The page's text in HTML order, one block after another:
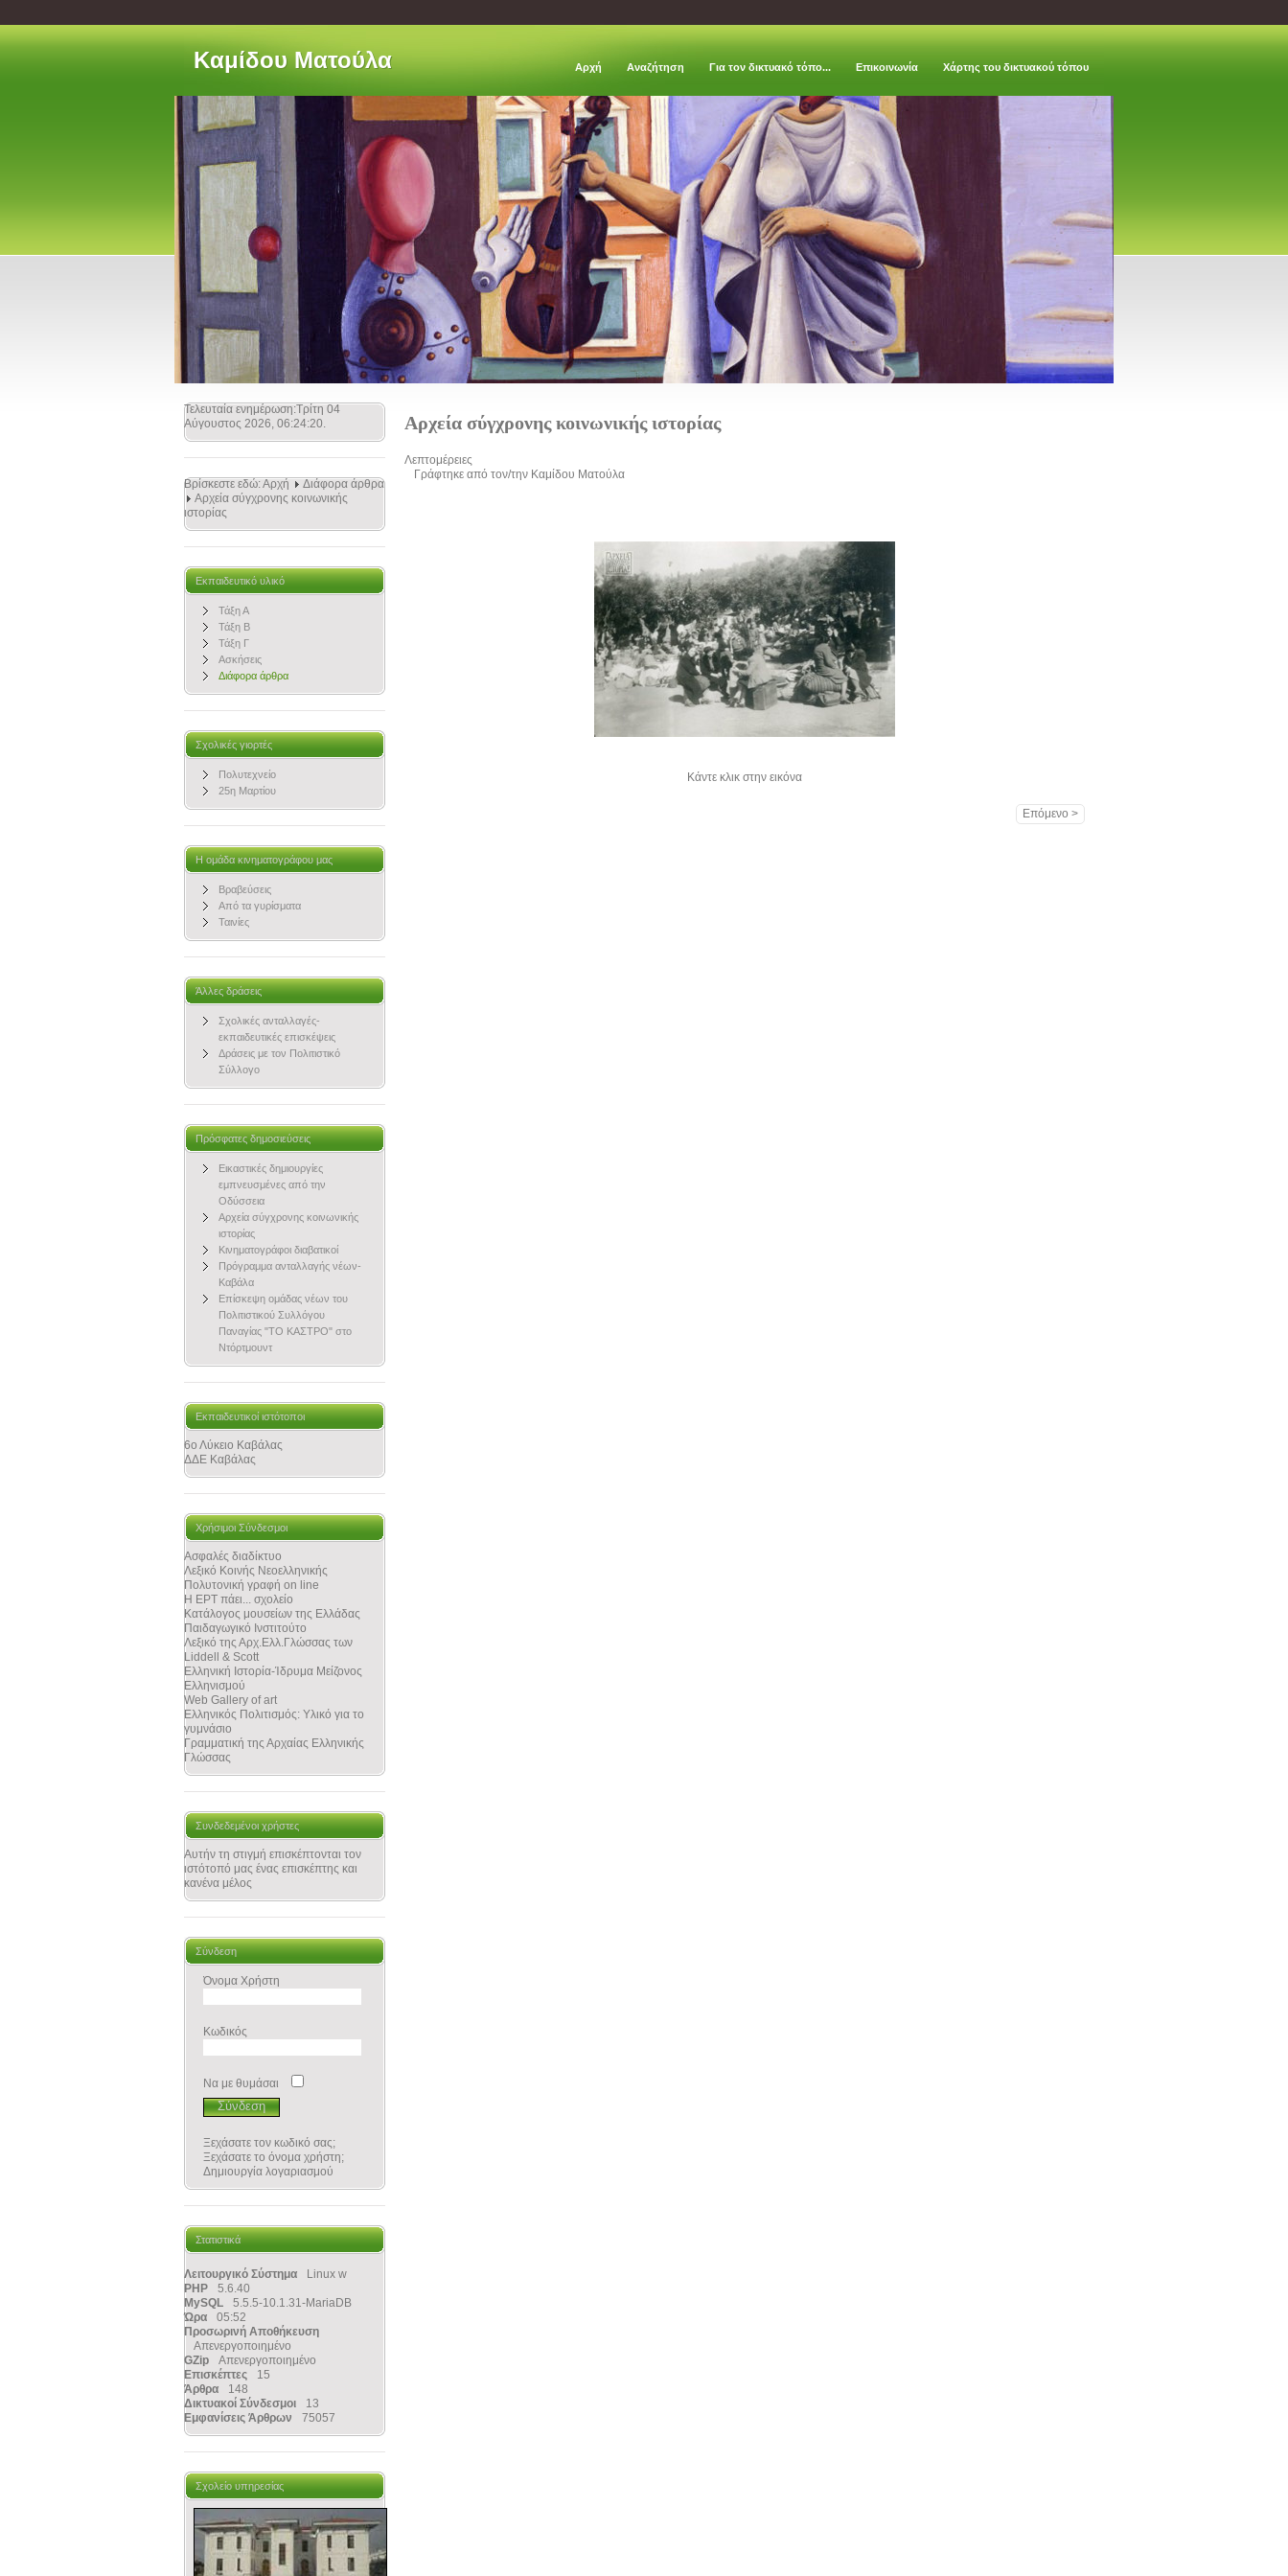
Kαμίδου Ματούλα Αρχή Aναζήτηση Για τον δικτυακό τόπο... Επικοινωνία Χάρτης του δικτυακού τόπου
Τελευταία ενημέρωση:Τρίτη 04
Αύγουστος 2026, 06:24:20.
Βρίσκεστε εδώ:Αρχή
Διάφορα άρθρα
Αρχεία σύγχρονης κοινωνικής
ιστορίας
Εκπαιδευτικό υλικό
Τάξη Α
Τάξη Β
Τάξη Γ
Ασκήσεις
Διάφορα άρθρα
Σχολικές γιορτές
Πολυτεχνείο
25η Μαρτίου
Η ομάδα κινηματογράφου μας
Βραβεύσεις
Από τα γυρίσματα
Ταινίες
Άλλες δράσεις
Σχολικές ανταλλαγές-
εκπαιδευτικές επισκέψεις
Δράσεις με τον Πολιτιστικό
Σύλλογο
Πρόσφατες δημοσιεύσεις
Εικαστικές δημιουργίες
εμπνευσμένες από την
Οδύσσεια
Αρχεία σύγχρονης κοινωνικής
ιστορίας
Κινηματογράφοι διαβατικοί
Πρόγραμμα ανταλλαγής νέων-
Καβάλα
Επίσκεψη ομάδας νέων του
Πολιτιστικού Συλλόγου
Παναγίας "ΤΟ ΚΑΣΤΡΟ" στο
Ντόρτμουντ
Εκπαιδευτικοί ιστότοποι
6ο Λύκειο Καβάλας
ΔΔΕ Καβάλας
Χρήσιμοι Σύνδεσμοι
Ασφαλές διαδίκτυο
Λεξικό Κοινής Νεοελληνικής
Πολυτονική γραφή on line
Η ΕΡΤ πάει... σχολείο
Κατάλογος μουσείων της Ελλάδας
Παιδαγωγικό Ινστιτούτο
Λεξικό της Αρχ.Ελλ.Γλώσσας των
Liddell & Scott
Ελληνική Ιστορία-Ίδρυμα Μείζονος
Ελληνισμού
Web Gallery of art
Ελληνικός Πολιτισμός: Υλικό για το
γυμνάσιο
Γραμματική της Αρχαίας Ελληνικής
Γλώσσας
Συνδεδεμένοι χρήστες
Αυτήν τη στιγμή επισκέπτονται τον
ιστότοπό μας ένας επισκέπτης και
κανένα μέλος
Σύνδεση
Όνομα Χρήστη
Κωδικός
Να με θυμάσαι
Ξεχάσατε τον κωδικό σας;
Ξεχάσατε το όνομα χρήστη;
Δημιουργία λογαριασμού
Στατιστικά
Λειτουργικό Σύστημα
Linux w
PHP
5.6.40
MySQL
5.5.5-10.1.31-MariaDB
Ώρα
05:52
Προσωρινή Αποθήκευση
Απενεργοποιημένο
GZip
Απενεργοποιημένο
Επισκέπτες
15
Άρθρα
148
Δικτυακοί Σύνδεσμοι
13
Εμφανίσεις Άρθρων
75057
Σχολείο υπηρεσίας
Αρχεία σύγχρονης κοινωνικής ιστορίας
Λεπτομέρειες
Γράφτηκε από τον/την Καμίδου Ματούλα
Κάντε κλικ στην εικόνα
Επόμενο >